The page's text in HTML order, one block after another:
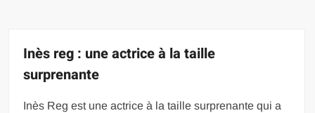
Inès reg : une actrice à la taille
surprenante
Inès Reg est une actrice à la taille surprenante qui a